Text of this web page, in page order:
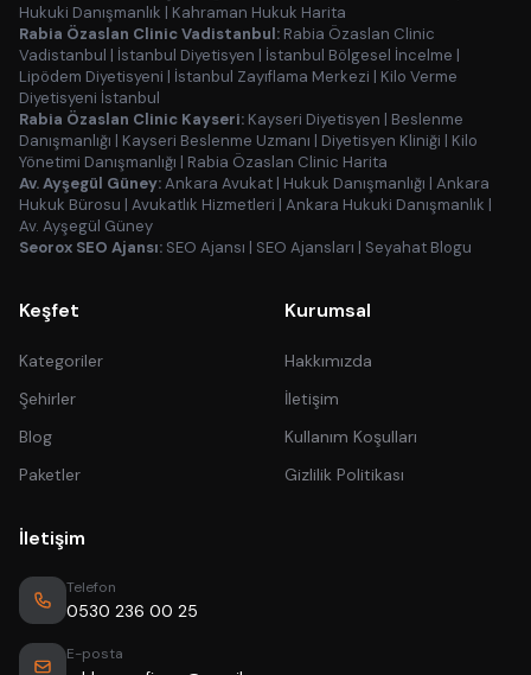
Hukuki Danışmanlık | Kahraman Hukuk Harita
Rabia Özaslan Clinic Vadistanbul: Rabia Özaslan Clinic
Vadistanbul | İstanbul Diyetisyen | İstanbul Bölgesel İncelme |
Lipödem Diyetisyeni | İstanbul Zayıflama Merkezi | Kilo Verme
Diyetisyeni İstanbul
Rabia Özaslan Clinic Kayseri: Kayseri Diyetisyen | Beslenme
Danışmanlığı | Kayseri Beslenme Uzmanı | Diyetisyen Kliniği | Kilo
Yönetimi Danışmanlığı | Rabia Özaslan Clinic Harita
Av. Ayşegül Güney:Ankara Avukat | Hukuk Danışmanlığı | Ankara
Hukuk Bürosu | Avukatlık Hizmetleri | Ankara Hukuki Danışmanlık |
Av. Ayşegül Güney
Seorox SEO Ajansı: SEO Ajansı | SEO Ajansları | Seyahat Blogu
Keşfet
Kategoriler
Şehirler
Blog
Paketler
Kurumsal
Hakkımızda
İletişim
Kullanım Koşulları
Gizlilik Politikası
İletişim
Telefon
0530 236 00 25
E-posta